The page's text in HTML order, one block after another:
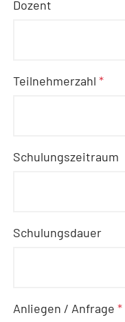
Dozent
Teilnehmerzahl*
Schulungszeitraum
Schulungsdauer
Anliegen / Anfrage*